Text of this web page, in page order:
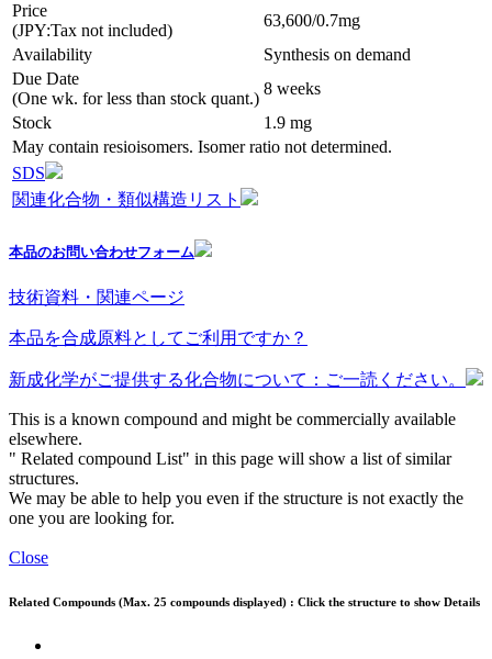
Price
(JPY:Tax not included)
63,600/0.7mg
Availability
Synthesis on demand
Due Date
(One wk. for less than stock quant.)
8 weeks
Stock
1.9 mg
May contain resioisomers. Isomer ratio not determined.
SDS
関連化合物・類似構造リスト
本品のお問い合わせフォーム
技術資料・関連ページ
本品を合成原料としてご利用ですか？
新成化学がご提供する化合物について：ご一読ください。
This is a known compound and might be commercially available
elsewhere.
" Related compound List" in this page will show a list of similar
structures.
We may be able to help you even if the structure is not exactly the
one you are looking for.
Close
Related Compounds (Max. 25 compounds displayed) : Click the structure to show Details